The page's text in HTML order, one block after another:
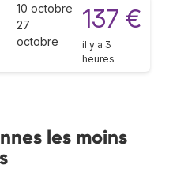
10 octobre
27
octobre
137 €
il y a 3
heures
les moins